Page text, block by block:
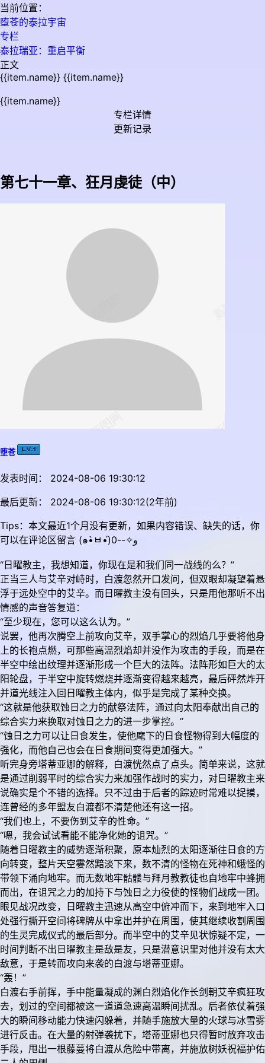
当前位置：
堕苍的泰拉宇宙
专栏
泰拉瑞亚：重启平衡
正文
{{item.name}} {{item.name}}
{{item.name}}
专栏详情
更新记录
第七十一章、狂月虔徒（中）
堕苍
发表时间： 2024-08-06 19:30:12
最后更新： 2024-08-06 19:30:12(2年前)
Tips：本文最近1个月没有更新，如果内容错误、缺失的话，你
可以在评论区留言 (๑•̀ㅂ•́)و✧--0
“日曜教主，我想知道，你现在是和我们同一战线的么？”
正当三人与艾辛对峙时，白渡忽然开口发问，但双眼却凝望着悬
浮于远处空中的艾辛。而日曜教主没有回头，只是用他那听不出
情感的声音答复道：
“至少现在，您可以这么认为。”
说罢，他再次腾空上前攻向艾辛，双手掌心的烈焰几乎要将他身
上的长袍点燃，可那些高温烈焰却并没作为攻击的手段，而是在
半空中绘出纹理并逐渐形成一个巨大的法阵。法阵形如巨大的太
阳轮盘，于半空中旋转燃烧并逐渐变得越来越亮，最后砰然炸开
并道光线注入回日曜教主体内，似乎是完成了某种交换。
“这就是他获取蚀日之力的献祭法阵，通过向太阳奉献出自己的
综合实力来换取对蚀日之力的进一步掌控。”
“蚀日之力可以让日食发生，使他麾下的日食怪物得到大幅度的
强化，而他自己也会在日食期间变得更加强大。”
听完身旁塔蒂亚娜的解释，白渡恍然点了点头。简单来说，这就
是通过削弱平时的综合实力来加强作战时的实力，对日曜教主来
说确实是个不错的选择。只不过由于后者的踪迹时常难以捉摸，
连曾经的多年盟友白渡都不清楚他还有这一招。
“我们也上，不要伤到艾辛的性命。”
“嗯，我会试试看能不能净化她的诅咒。”
随着日曜教主的威势逐渐积聚，原本灿烈的太阳逐渐往日食的方
向转变，整片天空霎然黯淡下来，数不清的怪物在死神和蛾怪的
带领下涌向地牢。而无数地牢骷髅与拜月教教徒也自地牢中蜂拥
而出，在诅咒之力的加持下与蚀日之力役使的怪物们战成一团。
眼见战况改变，日曜教主迅速从高空中俯冲而下，来到地牢入口
处强行撕开空间将碑牌从中拿出并护在周围，使其继续收割周围
的生灵完成仪式的最后部分。而半空中的艾辛见状惊疑不定，一
时间判断不出日曜教主是敌是友，只是潜意识里对他并没有太大
敌意，于是转而攻向来袭的白渡与塔蒂亚娜。
“轰！”
白渡右手前挥，手中能量凝成的渊白烈焰化作长剑朝艾辛疯狂攻
去，划过的空间都被这一道道急速高温瞬间扰乱。后者依仗着强
大的瞬间移动能力快速闪躲着，并随手施放大量的火球与冰雪雾
进行反击。在大量的射弹袭扰下，塔蒂亚娜也只得暂时放弃攻击
手段，甩出一根藤蔓将白渡从危险中带离，并施放树妖祝福护佑